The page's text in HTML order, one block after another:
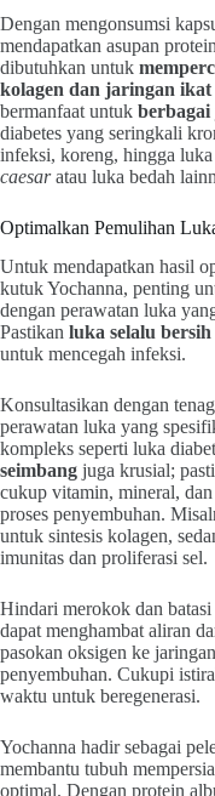
Dengan mengonsumsi
mendapatkan asupan
dibutuhkan untuk
kolagen dan jaringan
bermanfaat untuk berbagai
diabetes yang seringkali
infeksi, koreng, hingga luka
caesaratau luka bedah
Optimalkan Pemulihan
Untuk mendapatkan hasil
kutuk Yochanna, penting
dengan perawatan luka
Pastikan luka selalu
untuk mencegah infeksi.
Konsultasikan dengan
perawatan luka yang
kompleks seperti luka
seimbang juga krusial;
cukup vitamin, mineral,
proses penyembuhan.
untuk sintesis kolagen,
imunitas dan proliferasi sel.
Hindari merokok dan
dapat menghambat aliran
pasokan oksigen ke
penyembuhan. Cukupi
waktu untuk beregenerasi.
Yochanna hadir sebagai
membantu tubuh
optimal. Dengan protein